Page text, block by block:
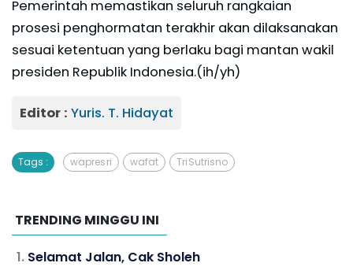
Pemerintah memastikan seluruh rangkaian
prosesi penghormatan terakhir akan dilaksanakan
sesuai ketentuan yang berlaku bagi mantan wakil
presiden Republik Indonesia.(ih/yh)
Editor : Yuris. T. Hidayat
Tags : wapres ri wafat Tri Sutrisno
TRENDING MINGGU INI
Selamat Jalan, Cak Sholeh